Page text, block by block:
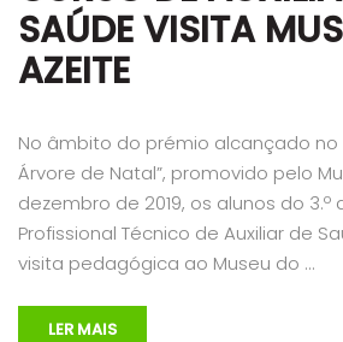
SAÚDE VISITA
AZEITE
No âmbito do prémio alcançado no
Árvore de Natal”, promovido pelo
dezembro de 2019, os alunos do 3.º
Profissional Técnico de Auxiliar de
visita pedagógica ao Museu do …
LER MAIS